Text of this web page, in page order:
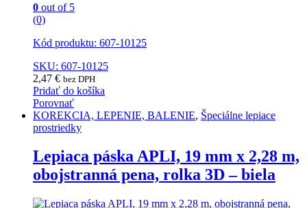
0 out of 5
(0)
Kód produktu: 607-10125
SKU: 607-10125
2,47 € bez DPH
Pridať do košíka
Porovnať
KOREKCIA, LEPENIE, BALENIE, Špeciálne lepiace
prostriedky
Lepiaca páska APLI, 19 mm x 2,28 m,
obojstranná pena, rolka 3D – biela